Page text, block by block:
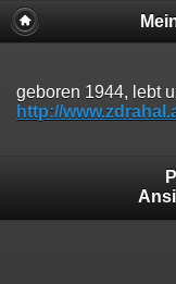
geboren 1944, lebt
http://